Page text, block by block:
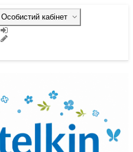
Особистий кабінет